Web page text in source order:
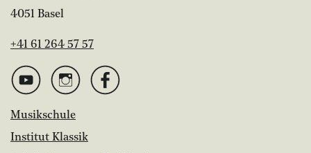
4051 Basel
+41 61 264 57 57
Musikschule
Institut Klassik